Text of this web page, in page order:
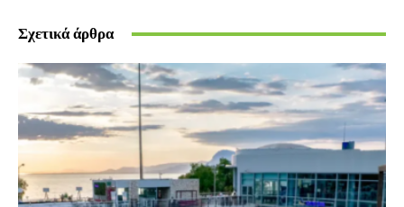
Σχετικά άρθρα